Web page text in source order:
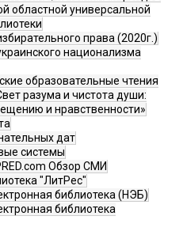
областной универсальной
права (2020г.)
национализма
образовательные чтения
разума и чистота души:
и нравственности»
дат
системы
Обзор СМИ
"ЛитРес"
библиотека (НЭБ)
библиотека